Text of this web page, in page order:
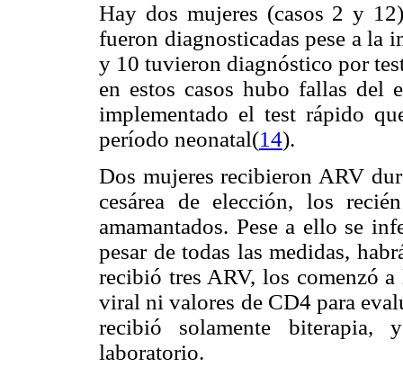
Hay dos mujeres (casos 2 y
fueron diagnosticadas pese a la
y 10 tuvieron diagnóstico por
en estos casos hubo fallas del
implementado el test rápido
período neonatal(14).
Dos mujeres recibieron ARV
cesárea de elección, los
amamantados. Pese a ello se
pesar de todas las medidas,
recibió tres ARV, los comenzó a
viral ni valores de CD4 para
recibió solamente
laboratorio.